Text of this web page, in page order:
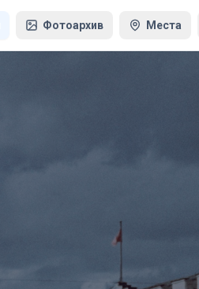
Фотоархив Места